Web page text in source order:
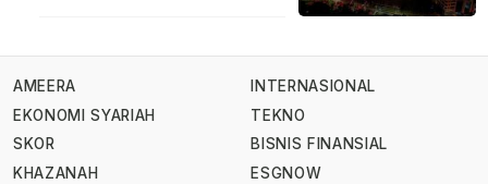
AMEERA
EKONOMI SYARIAH
SKOR
KHAZANAH
INTERNASIONAL
TEKNO
BISNIS FINANSIAL
ESGNOW